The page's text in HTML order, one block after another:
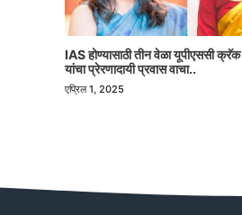
IAS होण्यासाठी तीन वेळा यूपीएससी
यांचा प्रेरणादायी प्रवास वाचा..
एप्रिल 1, 2025